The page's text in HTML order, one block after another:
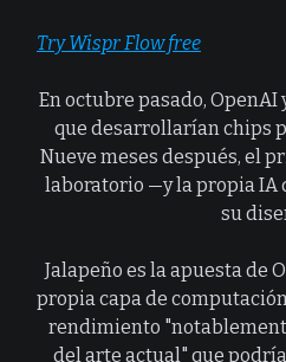
Try Wispr Flow free
En octubre pasado,
que desarrollarían chips
Nueve meses después, el
laboratorio —y la propia IA
su
Jalapeño es la apuesta de
propia capa de
rendimiento
del arte actual" que